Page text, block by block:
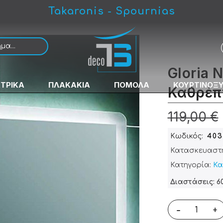
Takaronis - Spournias
ΠΛΑΚΑΚΙΑ ΠΟΜΟΛΑ
Gloria
119,00 €
Κωδικός
Κατηγορία:
Διαστάσεις:
- +